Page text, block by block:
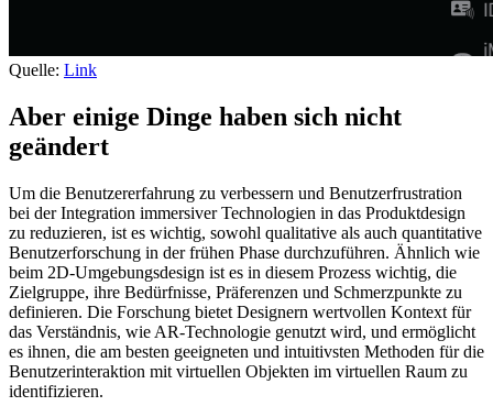
Quelle: Link
Aber einige Dinge haben sich nicht
geändert
Um die Benutzererfahrung zu verbessern und Benutzerfrustration
bei der Integration immersiver Technologien in das Produktdesign
zu reduzieren, ist es wichtig, sowohl qualitative als auch quantitative
Benutzerforschung in der frühen Phase durchzuführen. Ähnlich wie
beim 2D-Umgebungsdesign ist es in diesem Prozess wichtig, die
Zielgruppe, ihre Bedürfnisse, Präferenzen und Schmerzpunkte zu
definieren. Die Forschung bietet Designern wertvollen Kontext für
das Verständnis, wie AR-Technologie genutzt wird, und ermöglicht
es ihnen, die am besten geeigneten und intuitivsten Methoden für die
Benutzerinteraktion mit virtuellen Objekten im virtuellen Raum zu
identifizieren.